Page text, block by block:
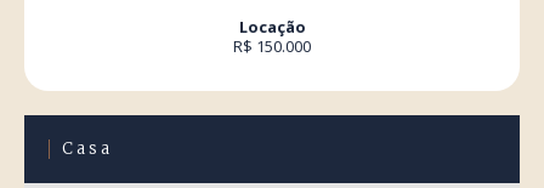
Locação
R$ 150.000
Casa